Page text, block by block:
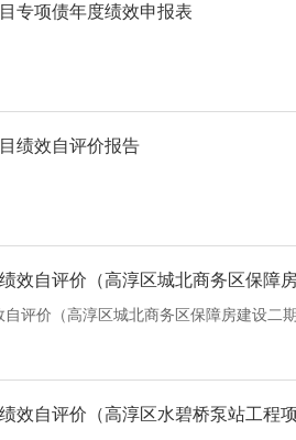
专项债年度绩效申报表
绩效自评价报告
效自评价（高淳区城北商务区保障
评价（高淳区城北商务区保障房建设二
效自评价（高淳区水碧桥泵站工程项